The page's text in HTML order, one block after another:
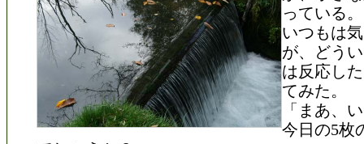
っている。
いつもは
が、どう
は反応し
てみた。
「まあ、
今日の5枚